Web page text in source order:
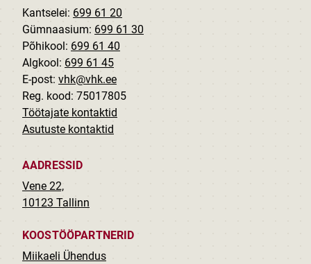
Kantselei: 699 61 20
Gümnaasium: 699 61 30
Põhikool: 699 61 40
Algkool: 699 61 45
E-post: vhk@vhk.ee
Reg. kood: 75017805
Töötajate kontaktid
Asutuste kontaktid
AADRESSID
Vene 22,
10123 Tallinn
KOOSTÖÖPARTNERID
Miikaeli Ühendus